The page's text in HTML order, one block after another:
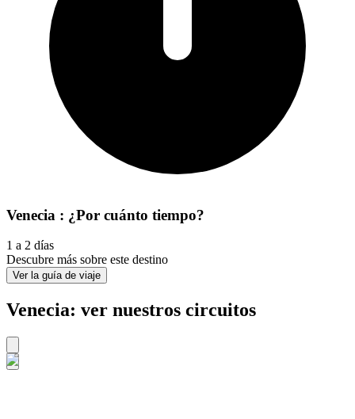
Venecia : ¿Por cuánto tiempo?
1 a 2 días
Descubre más sobre este destino
Ver la guía de viaje
Venecia: ver nuestros circuitos